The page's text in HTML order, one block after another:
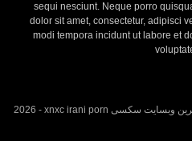
sequi nesciunt. Neque porro
dolor sit amet, consectetur, adipisci
modi tempora incidunt ut labore et